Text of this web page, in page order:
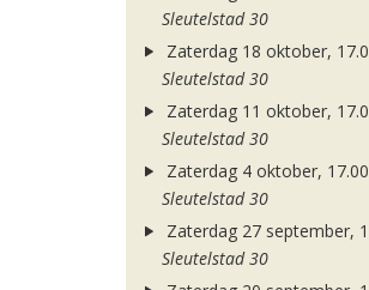
Sleutelstad 30
Zaterdag 18 oktober,
Sleutelstad 30
Zaterdag 11 oktober,
Sleutelstad 30
Zaterdag 4 oktober,
Sleutelstad 30
Zaterdag 27 september,
Sleutelstad 30